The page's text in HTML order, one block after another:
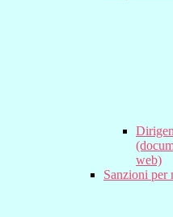
web)
Sanzioni per